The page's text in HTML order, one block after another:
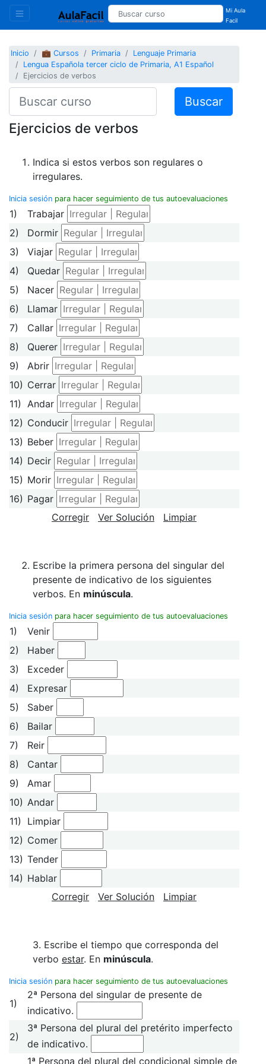
Mi Aula
Facil
Inicio 💼 Cursos Primaria
Lenguaje Primaria
Lengua Española tercer ciclo de Primaria, A1 Español
Ejercicios de verbos
Buscar
Ejercicios de verbos
Indica si estos verbos son regulares o
irregulares.
Inicia sesión para hacer seguimiento de tus autoevaluaciones
1)
Trabajar
2)
Dormir
3)
Viajar
4)
Quedar
5)
Nacer
6)
Llamar
7)
Callar
8)
Querer
9)
Abrir
10) Cerrar
11)
Andar
12) Conducir
13) Beber
14) Decir
15) Morir
16) Pagar
Corregir
Ver Solución Limpiar
Escribe la primera persona del singular del
presente de indicativo de los siguientes
verbos. En minúscula.
Inicia sesión para hacer seguimiento de tus autoevaluaciones
1)
Venir
2)
Haber
3)
Exceder
4)
Expresar
5)
Saber
6)
Bailar
7)
Reir
8)
Cantar
9)
Amar
10) Andar
11)
Limpiar
12) Comer
13) Tender
14) Hablar
Corregir
Ver Solución Limpiar
3. Escribe el tiempo que corresponda del
verbo estar. En minúscula.
Inicia sesión para hacer seguimiento de tus autoevaluaciones
1)
2ª Persona del singular de presente de
indicativo.
2)
3ª Persona del plural del pretérito imperfecto
de indicativo.
1ª Persona del plural del condicional simple de